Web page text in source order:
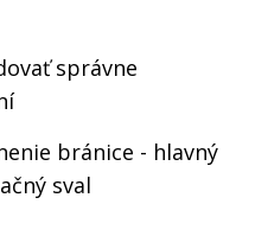
správne
bránice - hlavný
sval